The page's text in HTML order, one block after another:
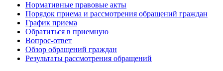
Нормативные правовые акты
Порядок приема и рассмотрения обращений граждан
График приема
Обратиться в приемную
Вопрос-ответ
Обзор обращений граждан
Результаты рассмотрения обращений